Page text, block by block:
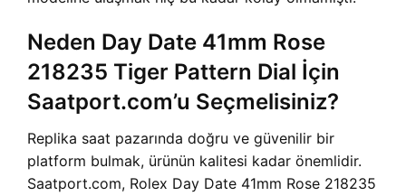
Neden Day Date 41mm Rose
218235 Tiger Pattern Dial İçin
Saatport.com’u Seçmelisiniz?
Replika saat pazarında doğru ve güvenilir bir
platform bulmak, ürünün kalitesi kadar önemlidir.
Saatport.com, Rolex Day Date 41mm Rose 218235